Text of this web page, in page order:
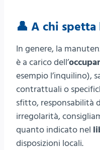
👤 A chi
In genere, la
è a carico dell’
esempio l’inquilino),
contrattuali o
sfitto, responsabilità
irregolarità,
quanto indicato nel
disposizioni locali.